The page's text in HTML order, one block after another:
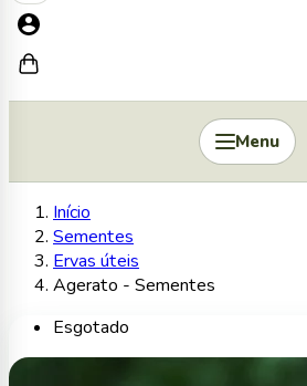
Menu
Início
Sementes
Ervas úteis
Agerato - Sementes
Esgotado